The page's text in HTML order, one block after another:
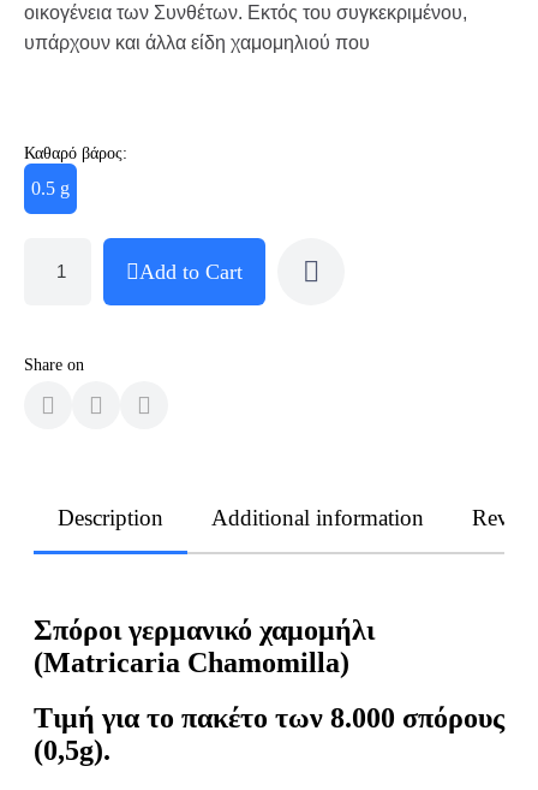
οικογένεια των Συνθέτων. Εκτός του συγκεκριμένου,
υπάρχουν και άλλα είδη χαμομηλιού που
Καθαρό βάρος:
0.5 g
Add to Cart
Share on
Description Additional information
Σπόροι γερμανικό χαμομήλι
(Matricaria Chamomilla)
Τιμή για το πακέτο των 8.000 σπόρους
(0,5g).